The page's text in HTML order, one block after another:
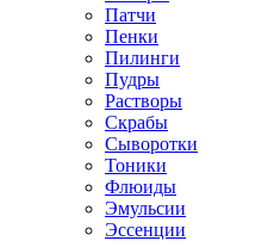
Патчи
Пенки
Пилинги
Пудры
Растворы
Скрабы
Сыворотки
Тоники
Флюиды
Эмульсии
Эссенции